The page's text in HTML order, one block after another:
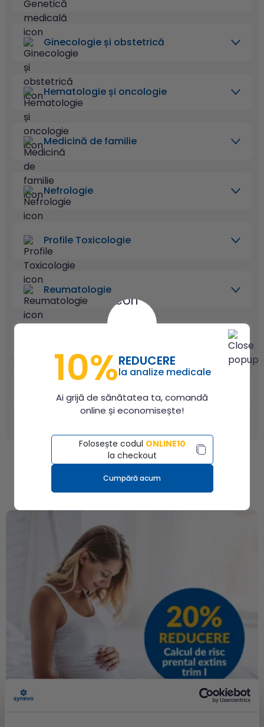
Ginecologie și obstetrică
Hematologie și oncologie
Medicină de familie
Nefrologie
Profile Toxicologie
Reumatologie
CAMPANII
Îți mai recomandăm și
10%REDUCERE
la analize medicale
Ai grijă de sănătatea ta, comandă
online și economisește!
Folosește codul ONLINE10
la checkout
Cumpără acum